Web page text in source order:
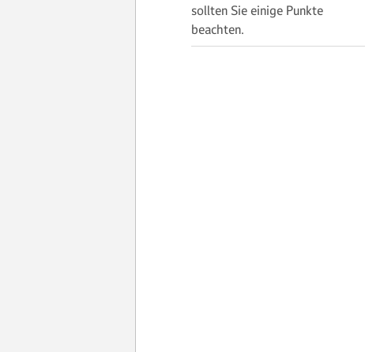
sollten Sie einige Punkte
beachten.